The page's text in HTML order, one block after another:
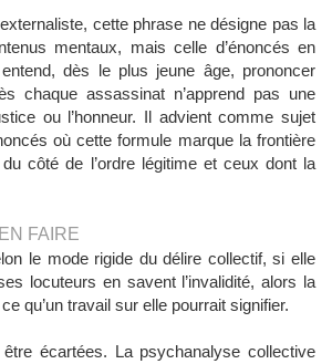
cette phrase ne désigne pas la
mentaux, mais celle d’énoncés en
entend, dès le plus jeune âge, prononcer
chaque assassinat n’apprend pas une
ou l’honneur. Il advient comme sujet
où cette formule marque la frontière
côté de l’ordre légitime et ceux dont la
FAIRE
le mode rigide du délire collectif, si elle
locuteurs en savent l’invalidité, alors la
qu’un travail sur elle pourrait signifier.
écartées. La psychanalyse collective